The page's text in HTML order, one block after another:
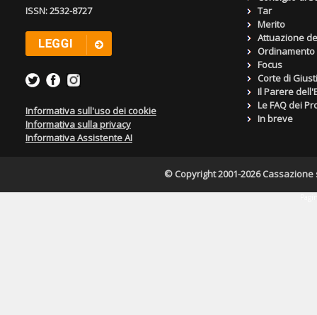
ISSN: 2532-8727
Informativa sull'uso dei cookie
Informativa sulla privacy
Informativa Assistente AI
Tar
Merito
Attuazione
Focus
Corte di
Il Parere
Le FAQ dei
In breve
© Copyright 2001-2026 Cassazione